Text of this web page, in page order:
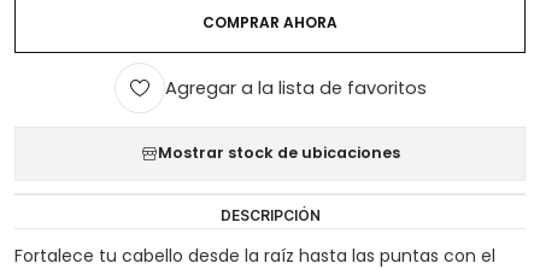
COMPRAR AHORA
Agregar a la lista de favoritos
Mostrar stock de ubicaciones
DESCRIPCIÓN
Fortalece tu cabello desde la raíz hasta las puntas con el